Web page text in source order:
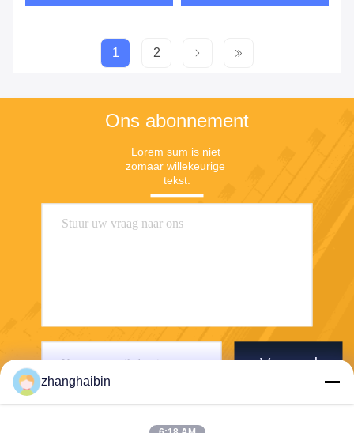
1 2
Ons abonnement
Lorem sum is niet
zomaar willekeurige
tekst.
Verzend
zhanghaibin